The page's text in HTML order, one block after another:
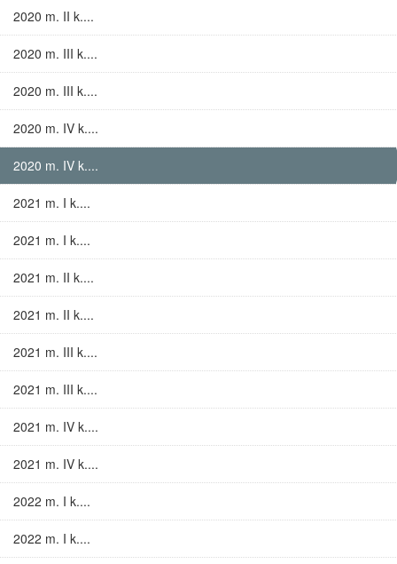
2020 m. II k....
2020 m. III k....
2020 m. III k....
2020 m. IV k....
2020 m. IV k....
2021 m. I k....
2021 m. I k....
2021 m. II k....
2021 m. II k....
2021 m. III k....
2021 m. III k....
2021 m. IV k....
2021 m. IV k....
2022 m. I k....
2022 m. I k....